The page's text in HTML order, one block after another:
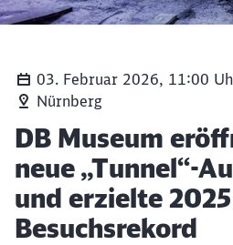
Fildertunnel (DB AG / Arnim Kilius)
03. Februar 2026, 11:00
Nürnberg
Artikel:
DB Museum
neue „Tunnel“-
und erzielte 2025
Besuchsrekord